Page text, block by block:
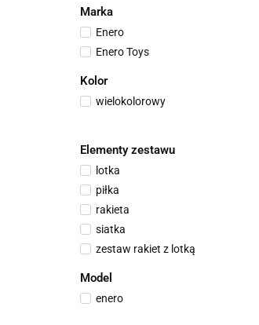
Marka
Enero
Enero Toys
Kolor
wielokolorowy
Elementy zestawu
lotka
piłka
rakieta
siatka
zestaw rakiet z lotką
Model
enero